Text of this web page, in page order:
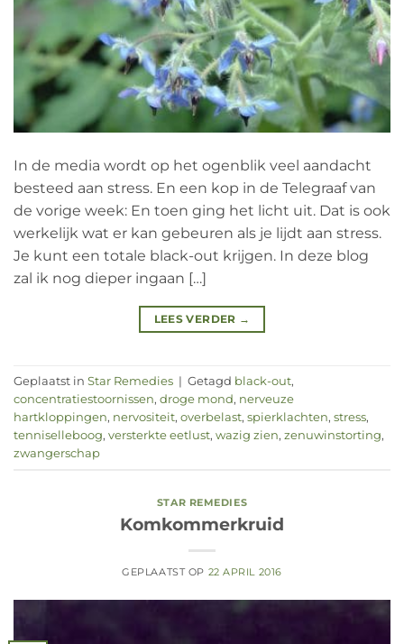
In de media wordt op het ogenblik veel aandacht
besteed aan stress. En een kop in de Telegraaf van
de vorige week: En toen ging het licht uit. Dat is ook
werkelijk wat er kan gebeuren als je lijdt aan stress.
Je kunt een totale black-out krijgen. In deze blog
zal ik nog dieper ingaan […]
LEES VERDER →
Geplaatst in Star Remedies | Getagd black-out,
concentratiestoornissen, droge mond, nerveuze
hartkloppingen, nervositeit, overbelast, spierklachten, stress,
tenniselleboog, versterkte eetlust, wazig zien, zenuwinstorting,
zwangerschap
STAR REMEDIES
Komkommerkruid
GEPLAATST OP 22 APRIL 2016